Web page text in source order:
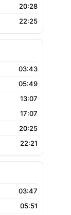
20:28
22:25
03:43
05:49
13:07
17:07
20:25
22:21
03:47
05:51